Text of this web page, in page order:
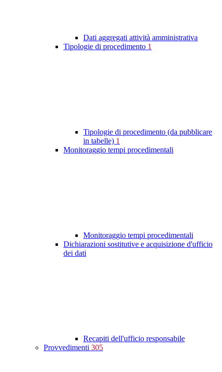
Dati aggregati attività amministrativa
Tipologie di procedimento 1
Tipologie di procedimento (da pubblicare
in tabelle) 1
Monitoraggio tempi procedimentali
Monitoraggio tempi procedimentali
Dichiarazioni sostitutive e acquisizione d'ufficio
dei dati
Recapiti dell'ufficio responsabile
Provvedimenti 305